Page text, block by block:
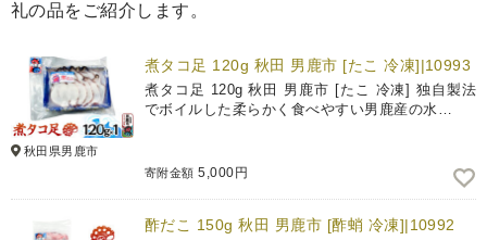
礼の品をご紹介します。
秋田県男鹿市
煮タコ足 120g 秋田 男鹿市 [たこ 冷凍]|10993
煮タコ足 120g 秋田 男鹿市 [たこ 冷凍] 独自製法
でボイルした柔らかく食べやすい男鹿産の水…
寄附金額 5,000円
酢だこ 150g 秋田 男鹿市 [酢蛸 冷凍]|10992